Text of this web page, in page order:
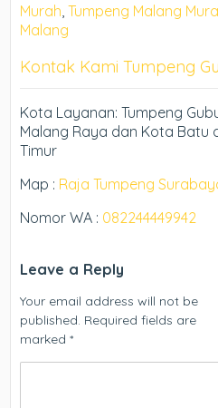
Murah ,Tumpeng Malang Mura
Malang
Kontak Kami Tumpeng
Kota Layanan: Tumpeng
Malang Raya dan Kota Batu
Timur
Map : Raja Tumpeng
Nomor WA : 082244449942
Leave a Reply
Your email address will not be
published. Required fields are
marked*